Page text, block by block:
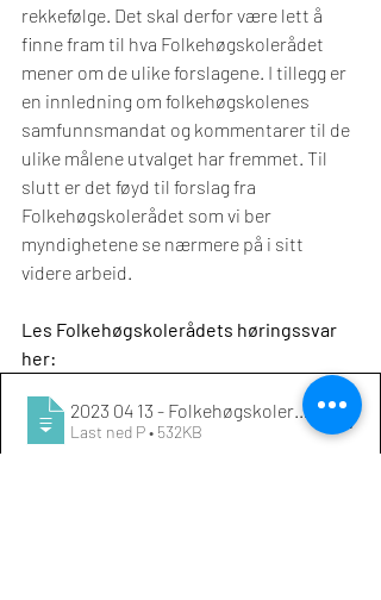
rekkefølge. Det skal derfor være lett å
finne fram til hva Folkehøgskolerådet
mener om de ulike forslagene. I tillegg er
en innledning om folkehøgskolenes
samfunnsmandat og kommentarer til de
ulike målene utvalget har fremmet. Til
slutt er det føyd til forslag fra
Folkehøgskolerådet som vi ber
myndighetene se nærmere på i sitt
videre arbeid.
Les Folkehøgskolerådets høringssvar
her:
2023 04 13 - Folkehøgskolerådets
.p
Last ned P • 532KB